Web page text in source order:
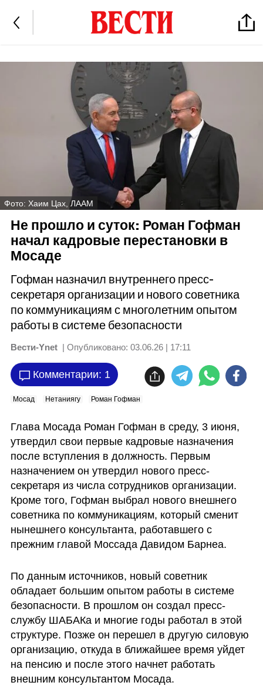
Фото: Хаим Цах, ЛААМ
Не прошло и суток: Роман Гофман
начал кадровые перестановки в
Мосаде
Гофман назначил внутреннего пресс-
секретаря организации и нового советника
по коммуникациям с многолетним опытом
работы в системе безопасности
Вести-Ynet | Опубликовано: 03.06.26 | 17:11
Комментарии: 1
Мосад Нетаниягу Роман Гофман
Глава Мосада Роман Гофман в среду, 3 июня,
утвердил свои первые кадровые назначения
после вступления в должность. Первым
назначением он утвердил нового пресс-
секретаря из числа сотрудников организации.
Кроме того, Гофман выбрал нового внешнего
советника по коммуникациям, который сменит
нынешнего консультанта, работавшего с
прежним главой Моссада Давидом Барнеа.
По данным источников, новый советник
обладает большим опытом работы в системе
безопасности. В прошлом он создал пресс-
службу ШАБАКа и многие годы работал в этой
структуре. Позже он перешел в другую силовую
организацию, откуда в ближайшее время уйдет
на пенсию и после этого начнет работать
внешним консультантом Мосада.